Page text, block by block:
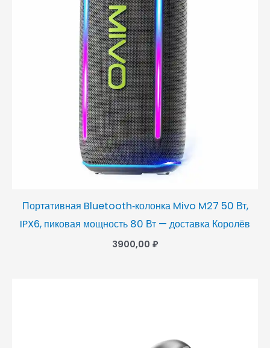
Портативная Bluetooth‑колонка Mivo M27 50 Вт,
IPX6, пиковая мощность 80 Вт — доставка Королёв
3900,00 ₽